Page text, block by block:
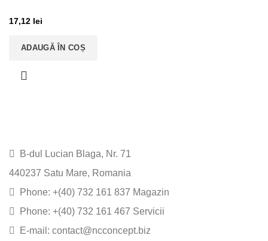
17,12 lei
ADAUGĂ ÎN COȘ
B-dul Lucian Blaga, Nr. 71
440237 Satu Mare, Romania
Phone: +(40) 732 161 837 Magazin
Phone: +(40) 732 161 467 Servicii
E-mail: contact@ncconcept.biz